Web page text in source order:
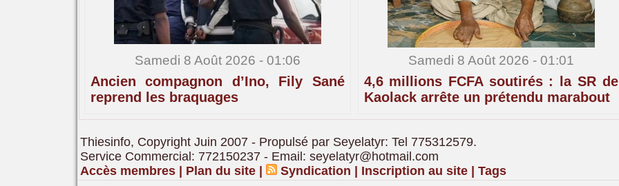
Samedi 8 Août 2026 - 01:06
Ancien compagnon d’Ino, Fily Sané
reprend les braquages
Samedi 8 Août 2026 - 01:01
4,6 millions FCFA soutirés : la SR de
Kaolack arrête un prétendu marabout
Thiesinfo, Copyright Juin 2007 - Propulsé par Seyelatyr: Tel 775312579.
Service Commercial: 772150237 - Email: seyelatyr@hotmail.com
Accès membres | Plan du site | Syndication | Inscription au site | Tags